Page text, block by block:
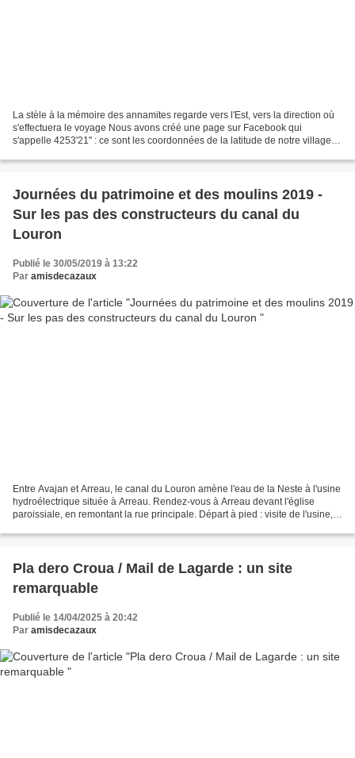
La stèle à la mémoire des annamites regarde vers l'Est, vers la direction où
s'effectuera le voyage Nous avons créé une page sur Facebook qui
s'appelle 4253'21'' : ce sont les coordonnées de la latitude de notre village
Journées du patrimoine et des moulins 2019 -
Sur les pas des constructeurs du canal du
Louron
Publié le 30/05/2019 à 13:22
Par amisdecazaux
Entre Avajan et Arreau, le canal du Louron amène l'eau de la Neste à l'usine
hydroélectrique située à Arreau. Rendez-vous à Arreau devant l'église
paroissiale, en remontant la rue principale. Départ à pied : visite de l'usine,
Pla dero Croua / Mail de Lagarde : un site
remarquable
Publié le 14/04/2025 à 20:42
Par amisdecazaux